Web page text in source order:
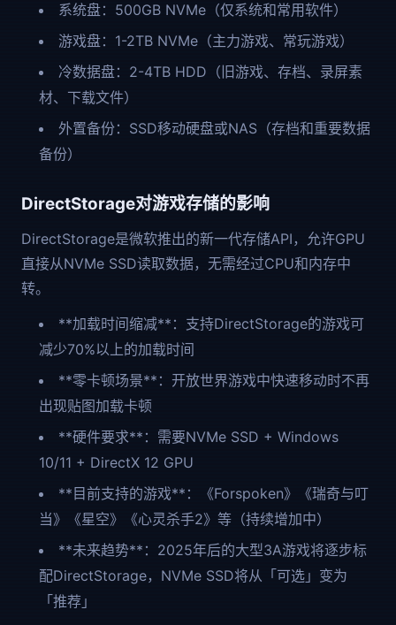
系统盘：500GB NVMe（仅系统和常用软件）
游戏盘：1-2TB NVMe（主力游戏、常玩游戏）
冷数据盘：2-4TB HDD（旧游戏、存档、录屏素
材、下载文件）
外置备份：SSD移动硬盘或NAS（存档和重要数据
备份）
DirectStorage对游戏存储的影响
DirectStorage是微软推出的新一代存储API，允许GPU
直接从NVMe SSD读取数据，无需经过CPU和内存中
转。
**加载时间缩减**：支持DirectStorage的游戏可
减少70%以上的加载时间
**零卡顿场景**：开放世界游戏中快速移动时不再
出现贴图加载卡顿
**硬件要求**：需要NVMe SSD + Windows
10/11 + DirectX 12 GPU
**目前支持的游戏**：《Forspoken》《瑞奇与叮
当》《星空》《心灵杀手2》等（持续增加中）
**未来趋势**：2025年后的大型3A游戏将逐步标
配DirectStorage，NVMe SSD将从「可选」变为
「推荐」